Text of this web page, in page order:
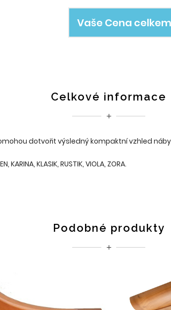
Vaše Cena celkem
Celkové informace
dotvořit výsledný kompaktní vzhled
KLASIK, RUSTIK, VIOLA, ZORA.
Podobné produkty